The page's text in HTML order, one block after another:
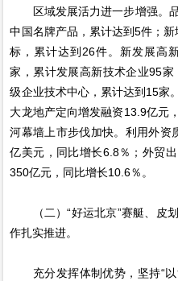
区域发展活力进一步增强。品
中国名牌产品，累计达到5件；
标，累计达到26件。新发展高
家，累计发展高新技术企业95
级企业技术中心，累计达到15家
大龙地产定向增发融资13.9亿元
河幕墙上市步伐加快。利用外资
亿美元，同比增长6.8％；外贸
350亿元，同比增长10.6％。
（二）“好运北京”赛艇、皮划
作扎实推进。
充分发挥体制优势，坚持“以